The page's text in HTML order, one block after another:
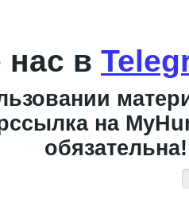
нас в
на
обязательна!